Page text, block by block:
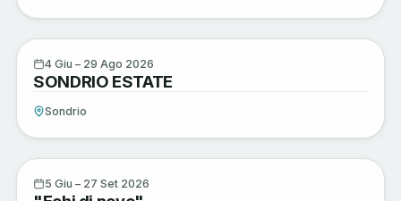
Musica e Spettacoli
4 Giu – 29 Ago 2026
SONDRIO ESTATE
Sondrio
Arte e Cultura
5 Giu – 27 Set 2026